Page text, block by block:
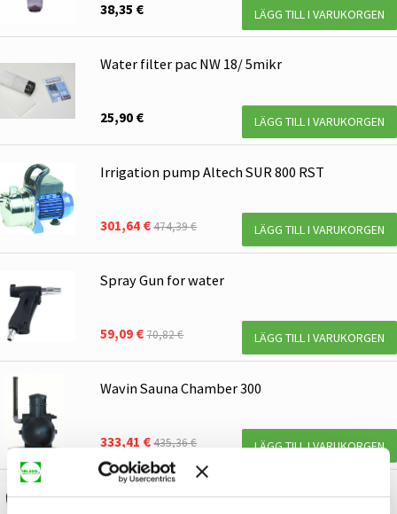
38,35 € LÄGG TILL I VARUKORGEN
Water filter pac NW 18/ 5mikr
25,90 € LÄGG TILL I VARUKORGEN
Irrigation pump Altech SUR 800 RST
301,64 €474,39 € LÄGG TILL I VARUKORGEN
Spray Gun for water
59,09 €70,82 € LÄGG TILL I VARUKORGEN
Wavin Sauna Chamber 300
333,41 €435,36 € LÄGG TILL I VARUKORGEN
Pipelife Sauna-Seppo